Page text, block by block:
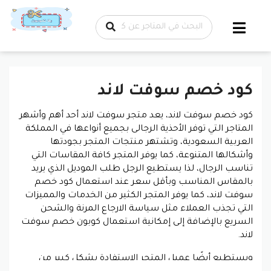
تخطي إلى
المحتوى
كود خصم سوفت لاند
كود خصم سوفت لاند، يعد متجر سوفت لاند أحد أهم وأشهر
المتاجر التي توفر الأحذية الرجالى بجميع أنواعها في المملكة
العربية السعودية، وتشتهر منتجات المتجر بجودتها
وأشكالها المتنوعة، كما يوفر المتجر كافة المقاسات التي
تناسب الرجال، لذا يستطيع الرجل طلب الموديل الذي يريد
بالمقاس المناسب وبأقل سعر عند استعمال كود خصم
سوفت لاند، كما يوفر المتجر الكثير من الخدمات والمميزات
التي تجذب العملاء مثل سياسة الارجاع المرنة والشحن
السريع بالإضافة إلى إمكانية استعمال كوبون خصم سوفت
لاند.
ويستطيع أيضًا عميل المتجر الاستفادة بشكل كبير من